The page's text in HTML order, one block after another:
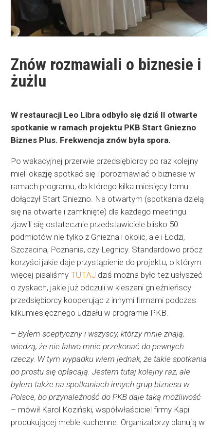
Znów rozmawiali o biznesie i
żużlu
W restauracji Leo Libra odbyło się dziś II otwarte
spotkanie w ramach projektu PKB Start Gniezno
Biznes Plus. Frekwencja znów była spora.
Po wakacyjnej przerwie przedsiębiorcy po raz kolejny
mieli okazję spotkać się i porozmawiać o biznesie w
ramach programu, do którego kilka miesięcy temu
dołączył Start Gniezno. Na otwartym (spotkania dzielą
się na otwarte i zamknięte) dla każdego meetingu
zjawili się ostatecznie przedstawiciele blisko 50
podmiotów nie tylko z Gniezna i okolic, ale i Łodzi,
Szczecina, Poznania, czy Legnicy. Standardowo prócz
korzyści jakie daje przystąpienie do projektu, o którym
więcej pisaliśmy TUTAJ dziś można było też usłyszeć
o zyskach, jakie już odczuli w kieszeni gnieźnieńscy
przedsiębiorcy kooperując z innymi firmami podczas
kilkumiesięcznego udziału w programie PKB.
–Byłem sceptyczny i wszyscy, którzy mnie znają,
wiedzą, że nie łatwo mnie przekonać do pewnych
rzeczy. W tym wypadku wiem jednak, że takie spotkania
po prostu się opłacają. Jestem tutaj kolejny raz, ale
byłem także na spotkaniach innych grup biznesu w
Polsce, bo przynależność do PKB daje taką możliwość
– mówił Karol Koziński, współwłaściciel firmy Kapi
produkującej meble kuchenne. Organizatorzy planują w